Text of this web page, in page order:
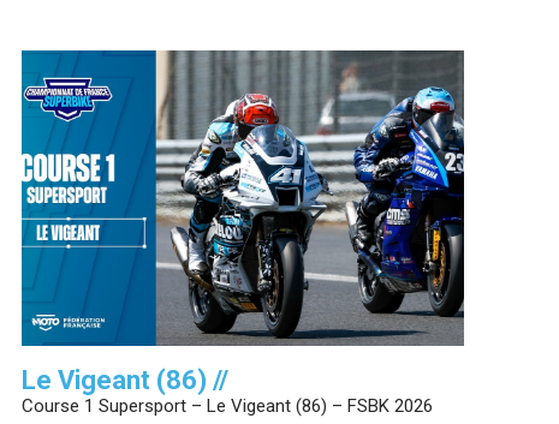
Le Vigeant (86) //
Course 1 Supersport – Le Vigeant (86) – FSBK 2026